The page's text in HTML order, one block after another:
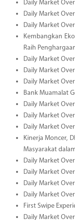
Daily Market
Daily Market
Daily Market
Kembangkan
Raih
Daily Market
Daily Market
Daily Market
Bank Muamalat
Daily Market
Daily Market
Daily Market
Kinerja Moncer,
Masyarakat
Daily Market
Daily Market
Daily Market
Daily Market
First Swipe
Daily Market